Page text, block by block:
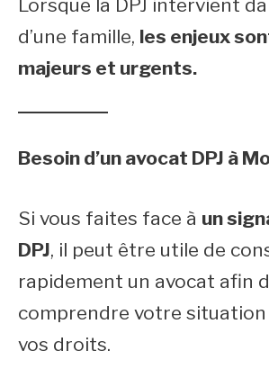
Lorsque la DPJ intervient
d’une famille, les enjeux
majeurs et urgents.
Besoin d’un avocat DPJ à
Si vous faites face à un
DPJ, il peut être utile de
rapidement un avocat afin
comprendre votre
vos droits.